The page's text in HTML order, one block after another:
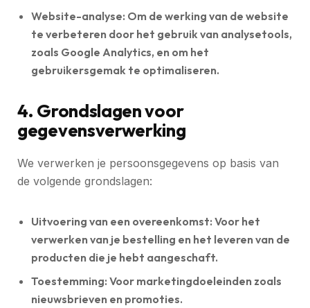
Website-analyse: Om de werking van de website
te verbeteren door het gebruik van analysetools,
zoals Google Analytics, en om het
gebruikersgemak te optimaliseren.
4. Grondslagen voor
gegevensverwerking
We verwerken je persoonsgegevens op basis van
de volgende grondslagen:
Uitvoering van een overeenkomst: Voor het
verwerken van je bestelling en het leveren van de
producten die je hebt aangeschaft.
Toestemming: Voor marketingdoeleinden zoals
nieuwsbrieven en promoties.